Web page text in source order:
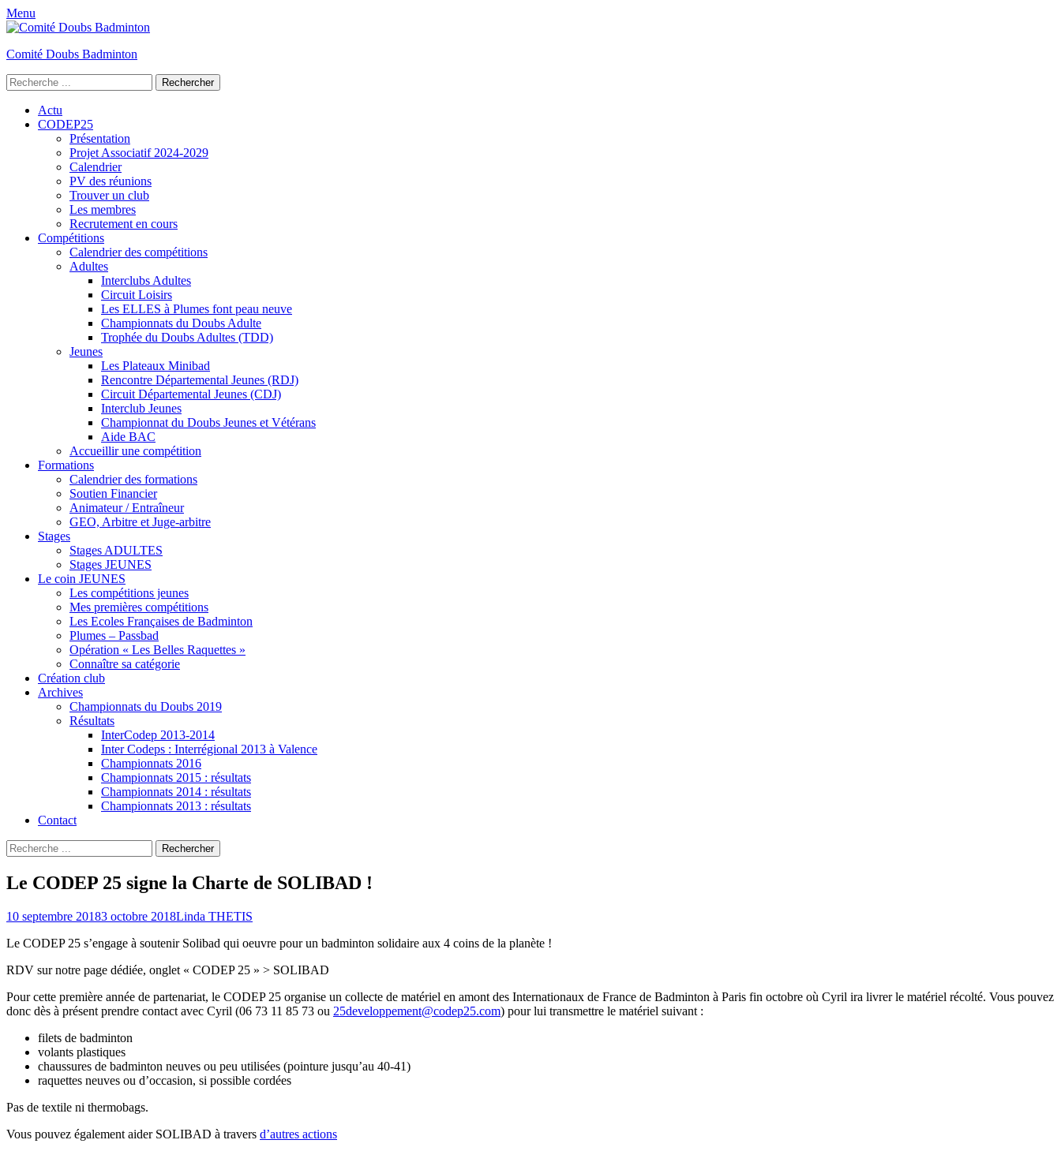
Menu
Comité Doubs Badminton
Rechercher :
Menu
principal
Aller
Actu
CODEP25
Présentation
Projet Associatif 2024-2029
Calendrier
PV des réunions
Trouver un club
Les membres
Recrutement en cours
Compétitions
Calendrier des compétitions
Adultes
Interclubs Adultes
Circuit Loisirs
Les ELLES à Plumes font peau neuve
Championnats du Doubs Adulte
Trophée du Doubs Adultes (TDD)
Jeunes
Les Plateaux Minibad
Rencontre Départemental Jeunes (RDJ)
Circuit Départemental Jeunes (CDJ)
Interclub Jeunes
Championnat du Doubs Jeunes et Vétérans
Aide BAC
Accueillir une compétition
Formations
Calendrier des formations
Soutien Financier
Animateur / Entraîneur
GEO, Arbitre et Juge-arbitre
Stages
Stages ADULTES
Stages JEUNES
Le coin JEUNES
Les compétitions jeunes
Mes premières compétitions
Les Ecoles Françaises de Badminton
Plumes – Passbad
Opération « Les Belles Raquettes »
Connaître sa catégorie
Création club
Archives
Championnats du Doubs 2019
Résultats
InterCodep 2013-2014
Inter Codeps : Interrégional 2013 à Valence
Championnats 2016
Championnats 2015 : résultats
Championnats 2014 : résultats
Championnats 2013 : résultats
Contact
Recherche
Rechercher :
Le CODEP 25 signe la Charte de SOLIBAD !
Posted
10 septembre 20183 octobre 2018Author
Linda THETIS
Le CODEP 25 s’engage à soutenir Solibad qui oeuvre pour un badminton solidaire aux 4 coins de la planète !
RDV sur notre page dédiée, onglet « CODEP 25 » > SOLIBAD
Pour cette première année de partenariat, le CODEP 25 organise un collecte de matériel en amont des Internationaux de France de Badminton à Paris fin octobre où Cyril ira livrer le matériel récolté. Vous pouvez
donc dès à présent prendre contact avec Cyril (06 73 11 85 73 ou 25developpement@codep25.com) pour lui transmettre le matériel suivant :
filets de badminton
volants plastiques
chaussures de badminton neuves ou peu utilisées (pointure jusqu’au 40-41)
raquettes neuves ou d’occasion, si possible cordées
Pas de textile ni thermobags.
Vous pouvez également aider SOLIBAD à travers d’autres actions